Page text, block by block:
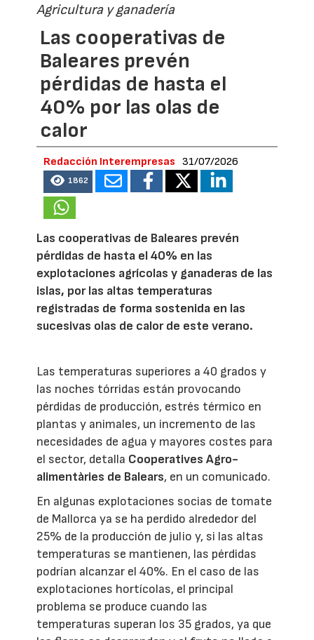
Agricultura y ganadería
Las cooperativas de
Baleares prevén
pérdidas de hasta el
40% por las olas de
calor
Redacción Interempresas 31/07/2026
1862
Las cooperativas de Baleares prevén
pérdidas de hasta el 40% en las
explotaciones agrícolas y ganaderas de las
islas, por las altas temperaturas
registradas de forma sostenida en las
sucesivas olas de calor de este verano.
Las temperaturas superiores a 40 grados y
las noches tórridas están provocando
pérdidas de producción, estrés térmico en
plantas y animales, un incremento de las
necesidades de agua y mayores costes para
el sector, detalla Cooperatives Agro-
alimentàries de Balears, en un comunicado.
En algunas explotaciones socias de tomate
de Mallorca ya se ha perdido alrededor del
25% de la producción de julio y, si las altas
temperaturas se mantienen, las pérdidas
podrían alcanzar el 40%. En el caso de las
explotaciones hortícolas, el principal
problema se produce cuando las
temperaturas superan los 35 grados, ya que